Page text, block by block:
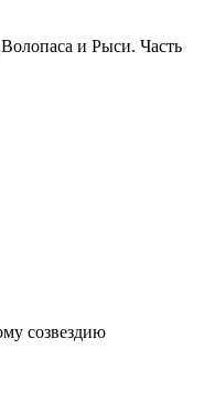
и Рыси. Часть
созвездию